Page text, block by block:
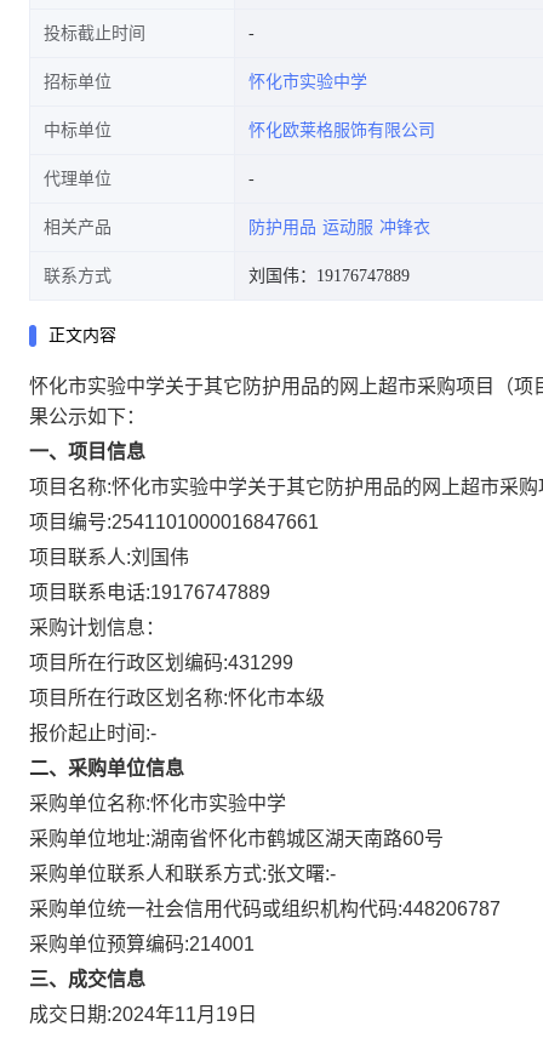
投标截止时间
招标单位 怀化市实验中学
中标单位 怀化欧莱格服饰有限公司
代理单位
相关产品 防护用品 运动服 冲锋衣
联系方式 刘国伟：19176747889
正文内容
怀化市实验中学关于其它防护用品的网上超市采购项目
（
果公示如下：
一、项目信息
项目名称:怀化市实验中学关于其它防护用品的网上超市采购
项目编号:2541101000016847661
项目联系人:刘国伟
项目联系电话:19176747889
采购计划信息：
项目所在行政区划编码:431299
项目所在行政区划名称:怀化市本级
报价起止时间:-
二、采购单位信息
采购单位名称:怀化市实验中学
采购单位地址:湖南省怀化市鹤城区湖天南路60号
采购单位联系人和联系方式:张文曙:-
采购单位统一社会信用代码或组织机构代码:448206787
采购单位预算编码:214001
三、成交信息
成交日期:2024年11月19日